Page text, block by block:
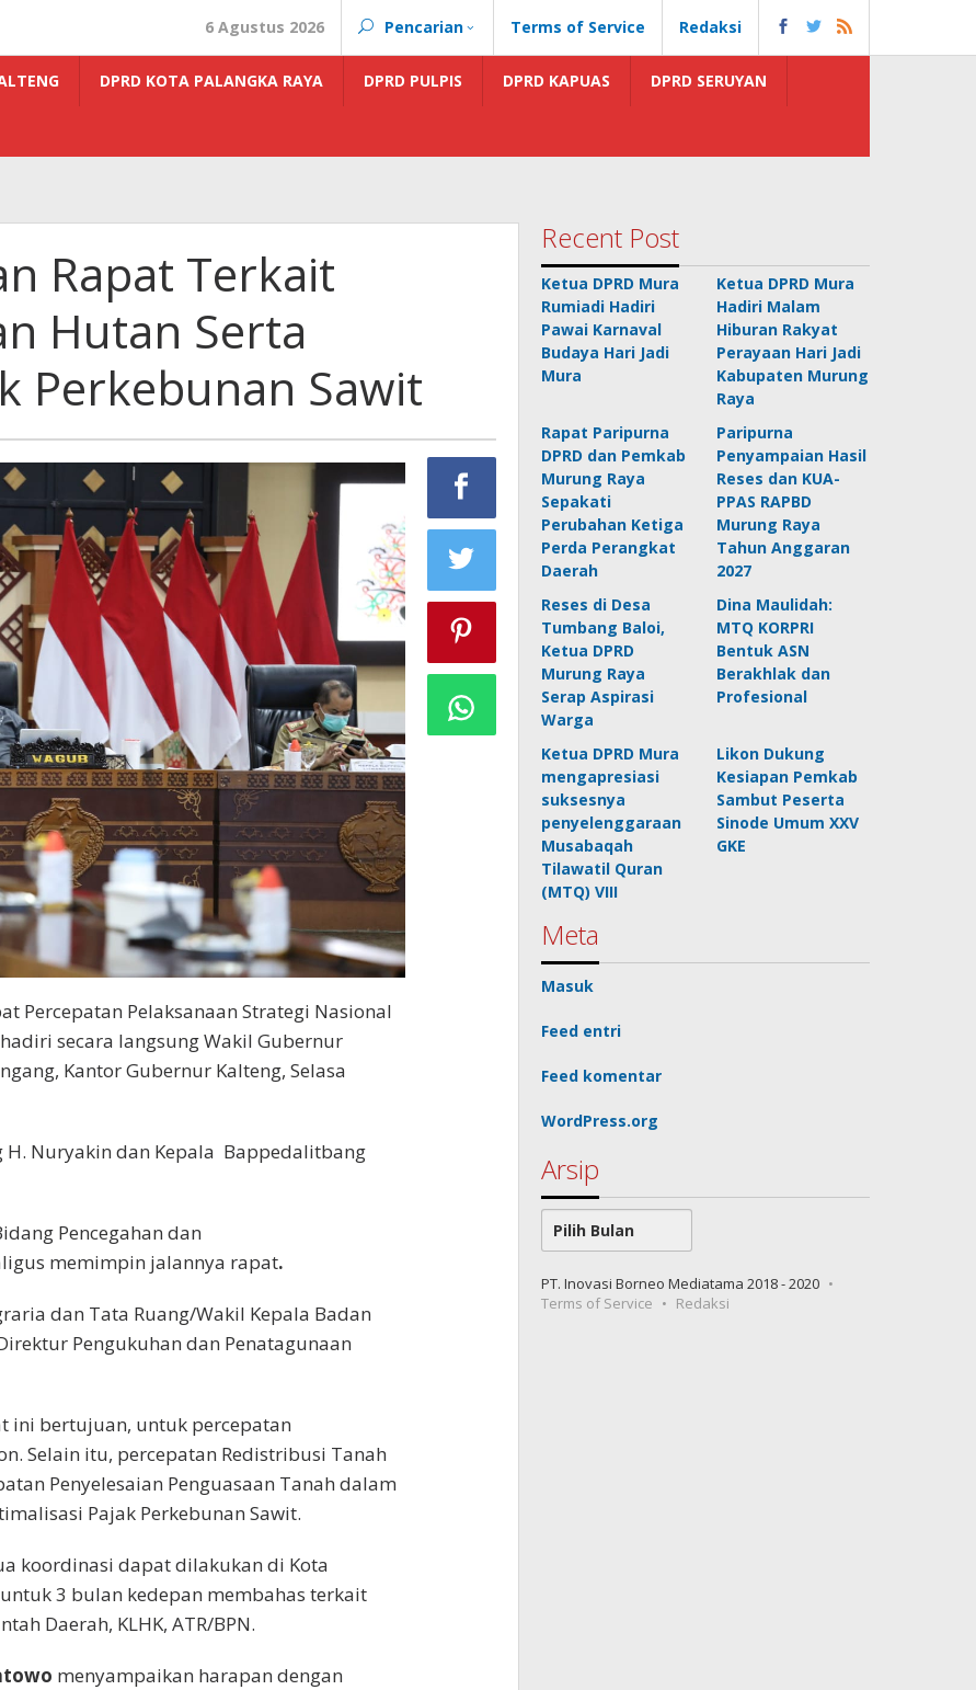
6 Agustus 2026 Pencarian Terms of Service Redaksi
DPRD KOTA PALANGKA RAYA DPRD PULPIS DPRD KAPUAS DPRD SERUYAN
Rapat Terkait
Hutan Serta
Perkebunan Sawit
Percepatan Pelaksanaan Strategi Nasional
secara langsung Wakil Gubernur
Kantor Gubernur Kalteng, Selasa
H. Nuryakin dan Kepala Bappedalitbang
Pencegahan dan
memimpin jalannya rapat.
dan Tata Ruang/Wakil Kepala Badan
Pengukuhan dan Penatagunaan
ini bertujuan, untuk percepatan
Selain itu, percepatan Redistribusi Tanah
Penyelesaian Penguasaan Tanah dalam
Pajak Perkebunan Sawit.
koordinasi dapat dilakukan di Kota
3 bulan kedepan membahas terkait
Daerah, KLHK, ATR/BPN.
menyampaikan harapan dengan
Recent Post
Ketua DPRD Mura
Rumiadi Hadiri
Pawai Karnaval
Budaya Hari Jadi
Mura
Ketua DPRD Mura
Hadiri Malam
Hiburan Rakyat
Perayaan Hari Jadi
Kabupaten Murung
Raya
Rapat Paripurna
DPRD dan Pemkab
Murung Raya
Sepakati
Perubahan Ketiga
Perda Perangkat
Daerah
Paripurna
Penyampaian Hasil
Reses dan KUA-
PPAS RAPBD
Murung Raya
Tahun Anggaran
2027
Reses di Desa
Tumbang Baloi,
Ketua DPRD
Murung Raya
Serap Aspirasi
Warga
Dina Maulidah:
MTQ KORPRI
Bentuk ASN
Berakhlak dan
Profesional
Ketua DPRD Mura
mengapresiasi
suksesnya
penyelenggaraan
Musabaqah
Tilawatil Quran
(MTQ) VIII
Likon Dukung
Kesiapan Pemkab
Sambut Peserta
Sinode Umum XXV
GKE
Meta
Masuk
Feed entri
Feed komentar
WordPress.org
Arsip
Arsip
PT. Inovasi Borneo Mediatama 2018 - 2020
Terms of Service
Redaksi